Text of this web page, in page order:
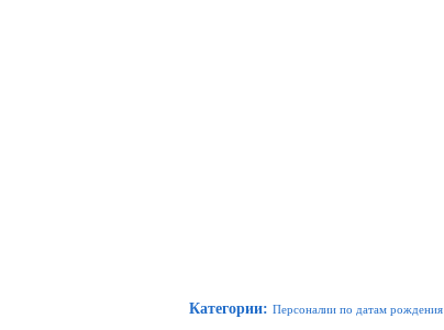
Категории: Персоналии по датам рождения